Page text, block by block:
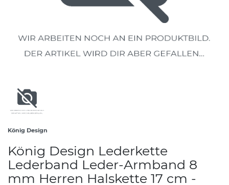
König Design
König Design Lederkette
Lederband Leder-Armband 8
mm Herren Halskette 17 cm -